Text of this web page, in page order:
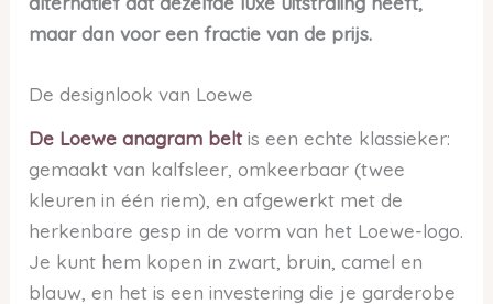
maar dan voor een fractie van de prijs.
De designlook van Loewe
De Loewe anagram beltis een echte klassieker:
gemaakt van kalfsleer, omkeerbaar (twee
kleuren in één riem), en afgewerkt met de
herkenbare gesp in de vorm van het Loewe-logo.
Je kunt hem kopen in zwart, bruin, camel en
blauw, en het is een investering die je garderobe